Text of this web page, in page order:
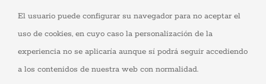
El usuario puede configurar su navegador para no aceptar el
uso de cookies, en cuyo caso la personalización de la
experiencia no se aplicaría aunque sí podrá seguir accediendo
a los contenidos de nuestra web con normalidad.
cookies no
opcionales.
necesarias
para que